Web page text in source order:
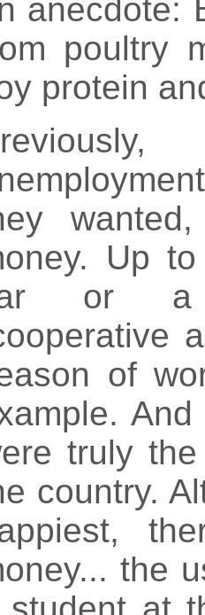
anecdote:
poultry
protein
Up
or a
of
And
truly
country.
the